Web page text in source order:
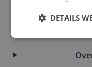
DETAILS